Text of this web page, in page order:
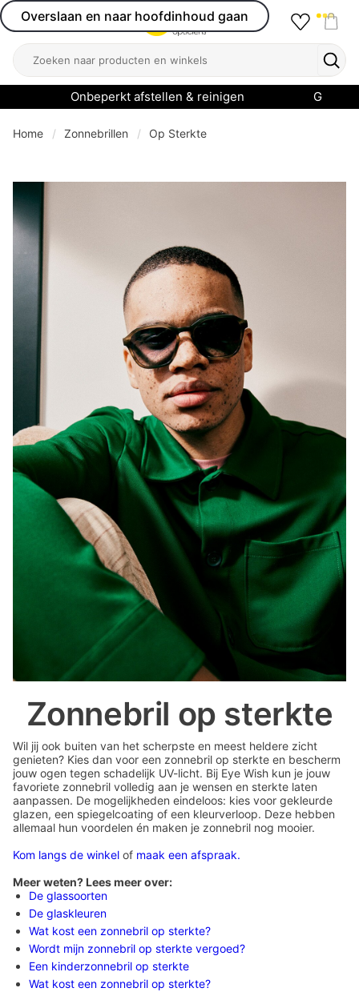
Overslaan en naar hoofdinhoud gaan
Open menu
Zoeken
Onbeperkt afstellen & reinigen
Home Zonnebrillen Op Sterkte
Zonnebril op sterkte
Wil jij ook buiten van het scherpste en meest heldere zicht
genieten? Kies dan voor een zonnebril op sterkte en bescherm
jouw ogen tegen schadelijk UV-licht. Bij Eye Wish kun je jouw
favoriete zonnebril volledig aan je wensen en sterkte laten
aanpassen. De mogelijkheden eindeloos: kies voor gekleurde
glazen, een spiegelcoating of een kleurverloop. Deze hebben
allemaal hun voordelen én maken je zonnebril nog mooier.
Kom langs de winkel of maak een afspraak.
Meer weten? Lees meer over:
De glassoorten
De glaskleuren
Wat kost een zonnebril op sterkte?
Wordt mijn zonnebril op sterkte vergoed?
Een kinderzonnebril op sterkte
Wat kost een zonnebril op sterkte?